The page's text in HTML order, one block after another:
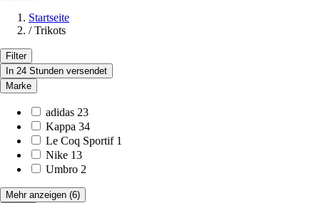
Startseite
/ Trikots
Filter
In 24 Stunden versendet
Marke
adidas 23
Kappa 34
Le Coq Sportif 1
Nike 13
Umbro 2
Mehr anzeigen (6)